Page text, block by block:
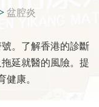
盆腔炎
。了解香港的診斷
延就醫的風險。提
康。